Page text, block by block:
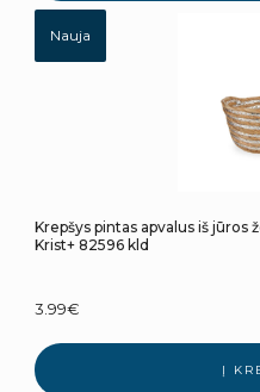
Nauja
Krepšys pintas apvalus iš jūros
Krist+ 82596 kld
3.99€
Į